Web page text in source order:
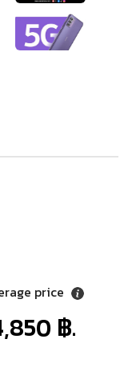
price
฿.